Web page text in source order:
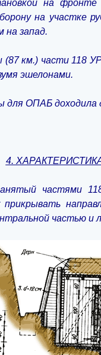
на
на
запад.
км.) части 118
эшелонами.
ОПАБ доходила
4.
частями
частью